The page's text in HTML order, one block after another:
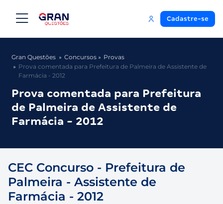
Cadastre-se
Gran Questões Concursos
Provas
Prova comentada para Prefeitura de Palmeira de Assistente de
Farmácia - 2012
Prova comentada para Prefeitura
de Palmeira de Assistente de
Farmácia - 2012
CEC Concurso - Prefeitura de
Palmeira - Assistente de
Farmácia - 2012